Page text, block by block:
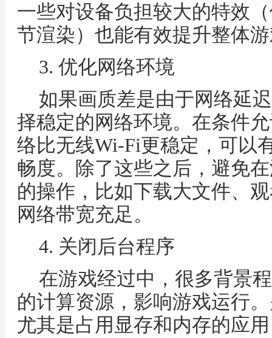
一些对设备负担较大的特效
节渲染）也能有效提升整体
3. 优化网络环境
如果画质差是由于网络延
择稳定的网络环境。在条件
络比无线Wi-Fi更稳定，可以
畅度。除了这些之后，避免
的操作，比如下载大文件、
网络带宽充足。
4. 关闭后台程序
在游戏经过中，很多背景
的计算资源，影响游戏运行
尤其是占用显存和内存的应